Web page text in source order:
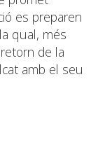
es preparen
qual, més
de la
amb el seu